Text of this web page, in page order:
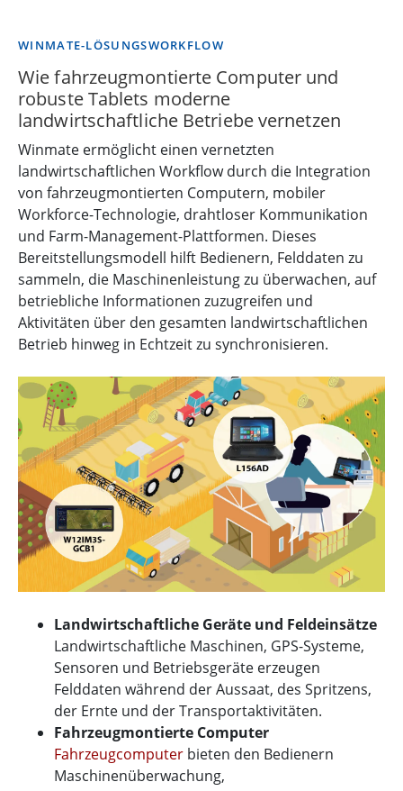
WINMATE-LÖSUNGSWORKFLOW
Wie fahrzeugmontierte Computer und
robuste Tablets moderne
landwirtschaftliche Betriebe vernetzen
Winmate ermöglicht einen vernetzten
landwirtschaftlichen Workflow durch die Integration
von fahrzeugmontierten Computern, mobiler
Workforce-Technologie, drahtloser Kommunikation
und Farm-Management-Plattformen. Dieses
Bereitstellungsmodell hilft Bedienern, Felddaten zu
sammeln, die Maschinenleistung zu überwachen, auf
betriebliche Informationen zuzugreifen und
Aktivitäten über den gesamten landwirtschaftlichen
Betrieb hinweg in Echtzeit zu synchronisieren.
Landwirtschaftliche Geräte und Feldeinsätze
Landwirtschaftliche Maschinen, GPS-Systeme,
Sensoren und Betriebsgeräte erzeugen
Felddaten während der Aussaat, des Spritzens,
der Ernte und der Transportaktivitäten.
Fahrzeugmontierte Computer
Fahrzeugcomputer bieten den Bedienern
Maschinenüberwachung,